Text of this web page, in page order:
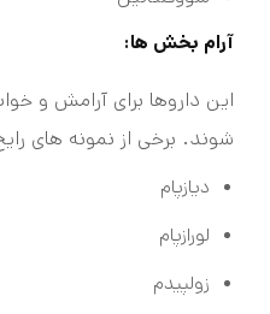
آرام بخش ها:
این داروها برای آرامش و
شوند. برخی از نمونه های
دیازپام
لورازپام
زولپیدم